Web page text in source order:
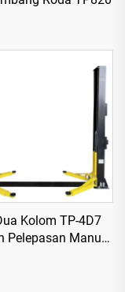
Kolom TP-4D7
Pelepasan Manual